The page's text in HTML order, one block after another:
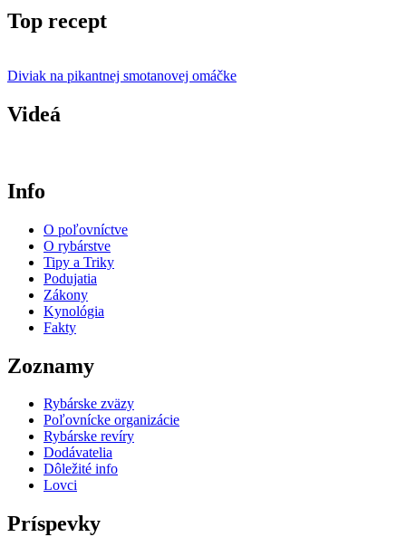
Top recept
Diviak na pikantnej smotanovej omáčke
Videá
Info
O poľovníctve
O rybárstve
Tipy a Triky
Podujatia
Zákony
Kynológia
Fakty
Zoznamy
Rybárske zväzy
Poľovnícke organizácie
Rybárske revíry
Dodávatelia
Dôležité info
Lovci
Príspevky